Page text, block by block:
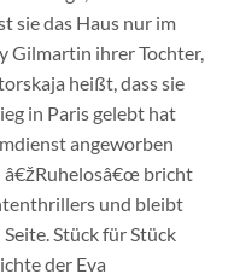
sie das Haus nur im
Gilmartin ihrer Tochter,
heißt, dass sie
in Paris gelebt hat
angeworben
â€žRuhelosâ€œ bricht
und bleibt
Stück für Stück
der Eva